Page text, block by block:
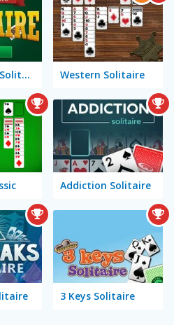
Best Classic Solitaire Western Solitaire
Addiction Solitaire
3 Keys Solitaire